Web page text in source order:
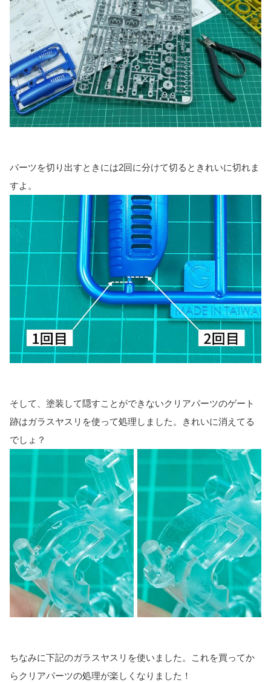
パーツを切り出すときには2回に分けて切るときれいに切れま
すよ。
そして、塗装して隠すことができないクリアパーツのゲート
跡はガラスヤスリを使って処理しました。きれいに消えてる
でしょ？
ちなみに下記のガラスヤスリを使いました。これを買ってか
らクリアパーツの処理が楽しくなりました！